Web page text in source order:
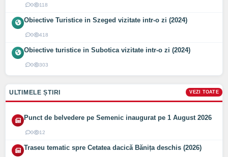
0 118
Obiective Turistice in Szeged vizitate intr-o zi (2024)
0 418
Obiective turistice in Subotica vizitate intr-o zi (2024)
0 303
ULTIMELE ȘTIRI VEZI TOATE
Punct de belvedere pe Semenic inaugurat pe 1 August 2026
0 12
Traseu tematic spre Cetatea dacică Bănița deschis (2026)